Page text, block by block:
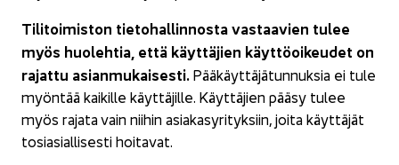
Ti­li­toi­mis­ton tie­to­hal­lin­nos­ta vas­taa­vien tulee
myös huo­leh­tia, että käyt­tä­jien käyt­tö­oi­keu­det on
ra­jat­tu asian­mu­kai­ses­ti.Pää­käyt­tä­jä­tun­nuk­sia ei tule
myön­tää kai­kil­le käyt­tä­jil­le. Käyt­tä­jien pääsy tulee
myös ra­ja­ta vain nii­hin asia­kas­yri­tyk­siin, joita käyt­tä­jät
to­sia­sial­li­ses­ti hoi­ta­vat.